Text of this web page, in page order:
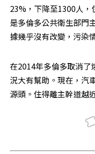
23%，下降至1300人
是多倫多公共衛生部門
據幾乎沒有改變，污染
在2014年多倫多取消了
況大有幫助。現在，汽
源頭。住得離主幹道越